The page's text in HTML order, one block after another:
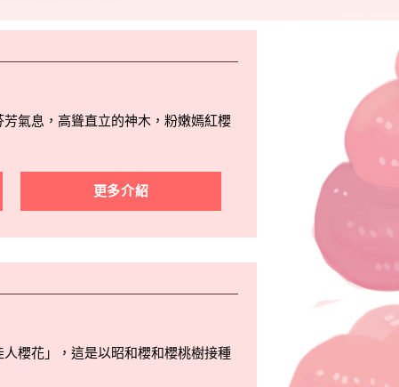
氣息，高聳直立的神木，粉嫩嫣紅櫻
更多介紹
櫻花」，這是以昭和櫻和櫻桃樹接種